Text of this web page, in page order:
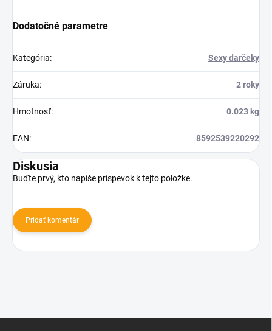
Dodatočné parametre
Kategória: Sexy darčeky
Záruka: 2 roky
Hmotnosť: 0.023 kg
EAN: 8592539220292
Diskusia
Buďte prvý, kto napíše príspevok k tejto položke.
Pridať komentár